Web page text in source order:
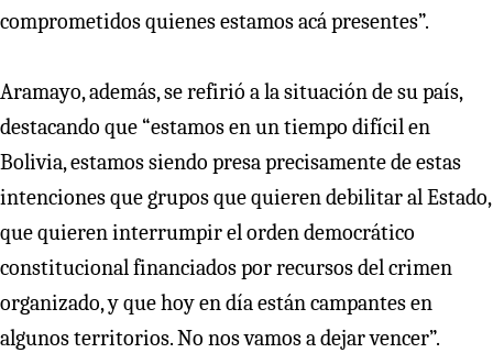
comprometidos quienes estamos acá presentes”.
Aramayo, además, se refirió a la situación de su país,
destacando que “estamos en un tiempo difícil en
Bolivia, estamos siendo presa precisamente de estas
intenciones que grupos que quieren debilitar al Estado,
que quieren interrumpir el orden democrático
constitucional financiados por recursos del crimen
organizado, y que hoy en día están campantes en
algunos territorios. No nos vamos a dejar vencer”.